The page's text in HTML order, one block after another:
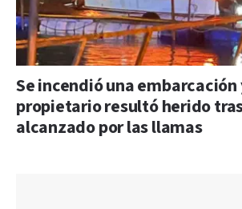
Se incendió una embarcación
propietario resultó herido
alcanzado por las llamas